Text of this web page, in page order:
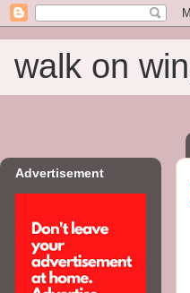
walk on
Advertisement